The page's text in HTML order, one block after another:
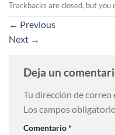
Trackbacks are closed, but you
← Previous
Next →
Deja un
Tu dirección de correo
Los campos
Comentario*